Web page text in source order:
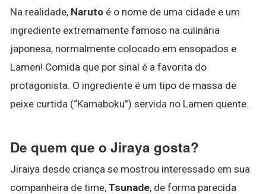
Na realidade, Naruto é o nome de uma cidade e um
ingrediente extremamente famoso na culinária
japonesa, normalmente colocado em ensopados e
Lamen! Comida que por sinal é a favorita do
protagonista. O ingrediente é um tipo de massa de
peixe curtida (“Kamaboku”) servida no Lamen quente.
De quem que o Jiraya gosta?
Jiraiya desde criança se mostrou interessado em sua
companheira de time, Tsunade, de forma parecida